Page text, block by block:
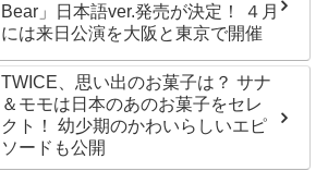
Bear」日本語ver.発売が決定！ ４月
には来日公演を大阪と東京で開催
TWICE、思い出のお菓子は？ サナ
＆モモは日本のあのお菓子をセレ
クト！ 幼少期のかわいらしいエピ
ソードも公開